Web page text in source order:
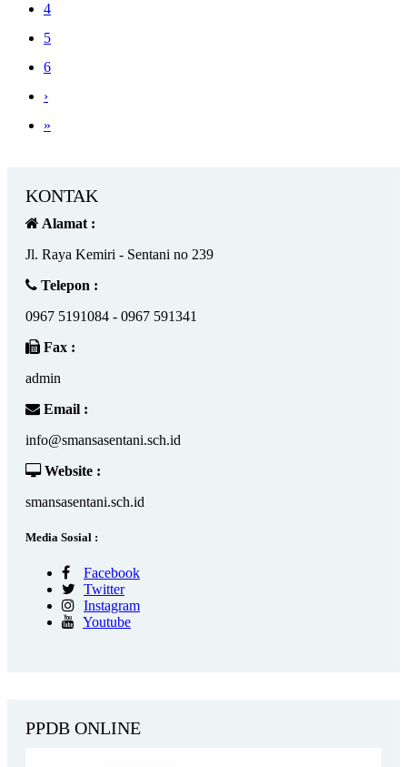
4
5
6
›
»
KONTAK
Alamat :
Jl. Raya Kemiri - Sentani no 239
Telepon :
0967 5191084 - 0967 591341
Fax :
admin
Email :
info@smansasentani.sch.id
Website :
smansasentani.sch.id
Media Sosial :
Facebook
Twitter
Instagram
Youtube
PPDB ONLINE